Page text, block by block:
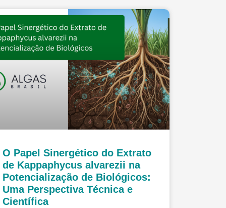
O Papel Sinergético do Extrato
de Kappaphycus alvarezii na
Potencialização de Biológicos:
Uma Perspectiva Técnica e
Científica